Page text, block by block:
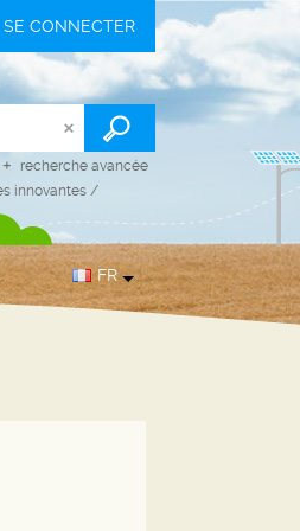
SE CONNECTER
recherche avancée
innovantes /
FR